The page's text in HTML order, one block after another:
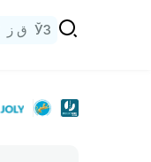
ق ز ЎЗ